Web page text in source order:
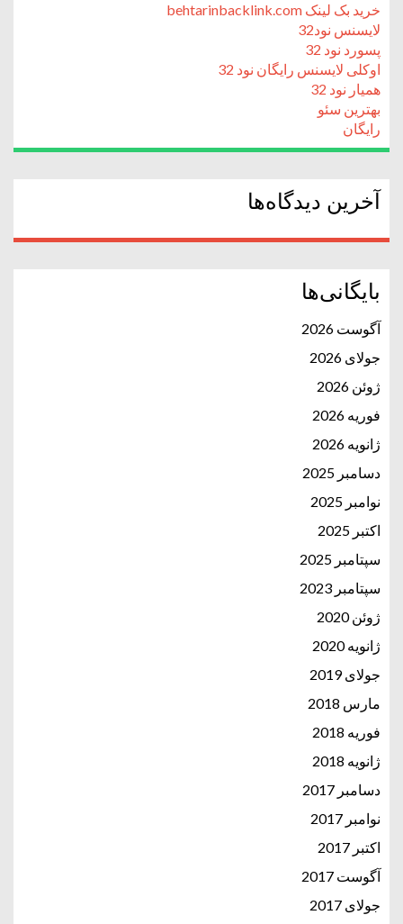
خرید بک لینک behtarinbacklink.com
لایسنس نود32
پسورد نود 32
اوکلی لایسنس رایگان نود 32
همیار نود 32
بهترین سئو
رایگان
آخرین دیدگاه‌ها
بایگانی‌ها
آگوست 2026
جولای 2026
ژوئن 2026
فوریه 2026
ژانویه 2026
دسامبر 2025
نوامبر 2025
اکتبر 2025
سپتامبر 2025
سپتامبر 2023
ژوئن 2020
ژانویه 2020
جولای 2019
مارس 2018
فوریه 2018
ژانویه 2018
دسامبر 2017
نوامبر 2017
اکتبر 2017
آگوست 2017
جولای 2017